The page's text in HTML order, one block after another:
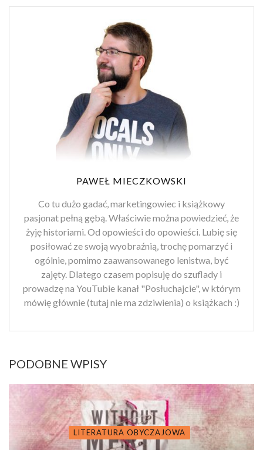
PAWEŁ MIECZKOWSKI
Co tu dużo gadać, marketingowiec i książkowy
pasjonat pełną gębą. Właściwie można powiedzieć, że
żyję historiami. Od opowieści do opowieści. Lubię się
posiłować ze swoją wyobraźnią, trochę pomarzyć i
ogólnie, pomimo zaawansowanego lenistwa, być
zajęty. Dlatego czasem popisuję do szuflady i
prowadzę na YouTubie kanał "Posłuchajcie", w którym
mówię głównie (tutaj nie ma zdziwienia) o książkach :)
PODOBNE WPISY
LITERATURA OBYCZAJOWA